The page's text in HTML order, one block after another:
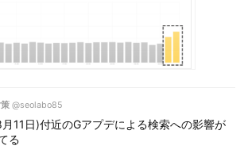
@seolabo85
11日)付近のGアプデによる検索への影響が
る